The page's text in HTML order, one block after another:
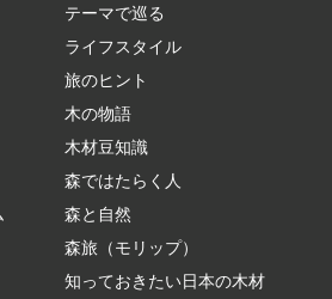
テーマで巡る
ライフスタイル
旅のヒント
木の物語
木材豆知識
森ではたらく人
森と自然
森旅（モリップ）
知っておきたい日本の木材